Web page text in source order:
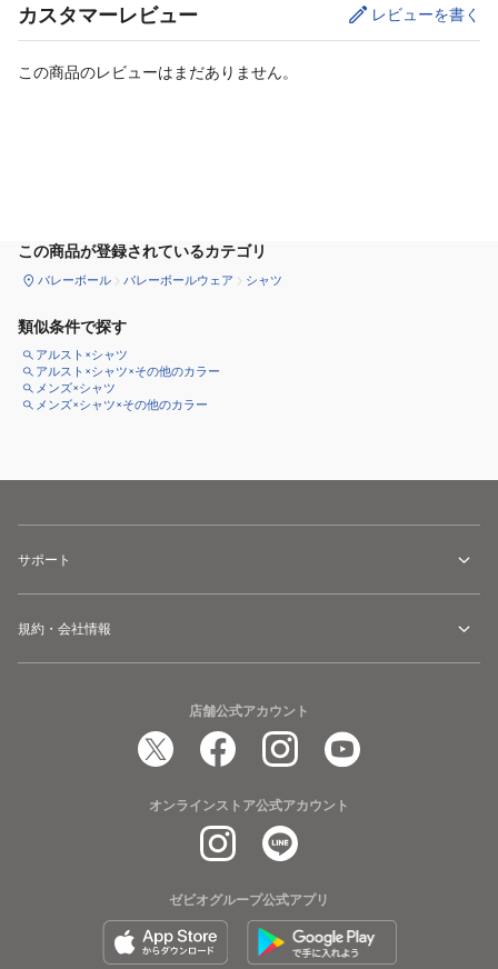
カスタマーレビュー レビューを書く
この商品のレビューはまだありません。
この商品が登録されているカテゴリ
バレーボール バレーボールウェア シャツ
類似条件で探す
アルスト×シャツ
アルスト×シャツ×その他のカラー
メンズ×シャツ
メンズ×シャツ×その他のカラー
サポート
規約・会社情報
店舗公式アカウント
オンラインストア公式アカウント
ゼビオグループ公式アプリ